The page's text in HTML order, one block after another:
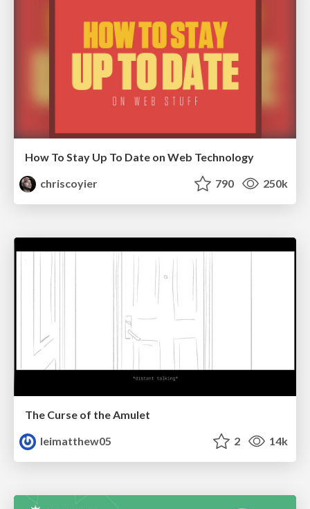
How To Stay Up To Date on Web Technology
chriscoyier
790 250k
The Curse of the Amulet
leimatthew05
2 14k